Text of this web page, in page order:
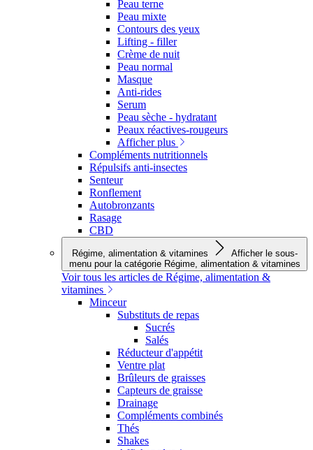
Peau terne
Peau mixte
Contours des yeux
Lifting - filler
Crème de nuit
Peau normal
Masque
Anti-rides
Serum
Peau sèche - hydratant
Peaux réactives-rougeurs
Afficher plus
Compléments nutritionnels
Répulsifs anti-insectes
Senteur
Ronflement
Autobronzants
Rasage
CBD
Régime, alimentation & vitamines
Afficher le sous-
menu pour la catégorie Régime, alimentation & vitamines
Voir tous les articles de Régime, alimentation &
vitamines
Minceur
Substituts de repas
Sucrés
Salés
Réducteur d'appétit
Ventre plat
Brûleurs de graisses
Capteurs de graisse
Drainage
Compléments combinés
Thés
Shakes